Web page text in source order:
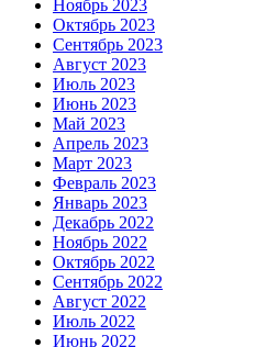
Ноябрь 2023
Октябрь 2023
Сентябрь 2023
Август 2023
Июль 2023
Июнь 2023
Май 2023
Апрель 2023
Март 2023
Февраль 2023
Январь 2023
Декабрь 2022
Ноябрь 2022
Октябрь 2022
Сентябрь 2022
Август 2022
Июль 2022
Июнь 2022